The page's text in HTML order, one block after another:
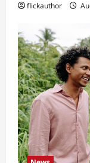
flickauthor